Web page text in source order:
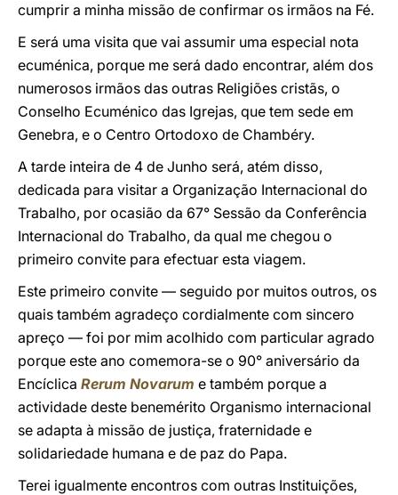
cumprir a minha missão de confirmar os irmãos na Fé.
E será uma visita que vai assumir uma especial nota
ecuménica, porque me será dado encontrar, além dos
numerosos irmãos das outras Religiões cristãs, o
Conselho Ecuménico das Igrejas, que tem sede em
Genebra, e o Centro Ortodoxo de Chambéry.
A tarde inteira de 4 de Junho será, atém disso,
dedicada para visitar a Organização Internacional do
Trabalho, por ocasião da 67° Sessão da Conferência
Internacional do Trabalho, da qual me chegou o
primeiro convite para efectuar esta viagem.
Este primeiro convite — seguido por muitos outros, os
quais também agradeço cordialmente com sincero
apreço — foi por mim acolhido com particular agrado
porque este ano comemora-se o 90° aniversário da
Encíclica Rerum Novarum e também porque a
actividade deste benemérito Organismo internacional
se adapta à missão de justiça, fraternidade e
solidariedade humana e de paz do Papa.
Terei igualmente encontros com outras Instituições,